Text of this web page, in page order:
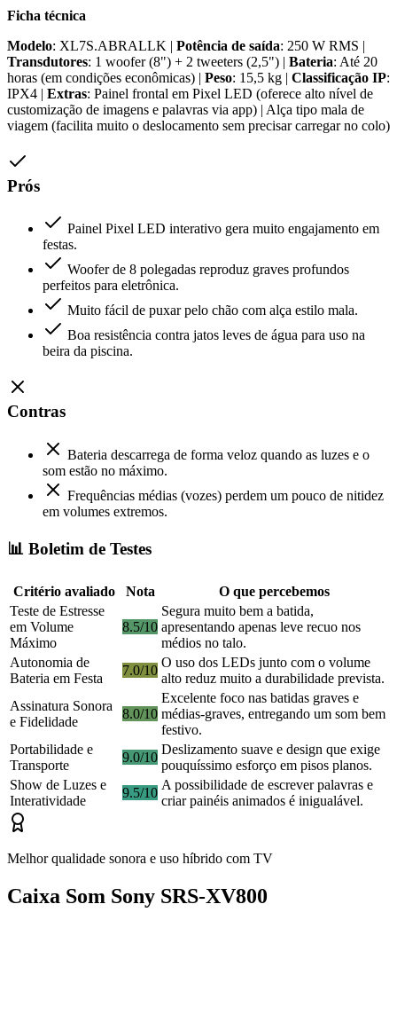
Ficha técnica
Modelo: XL7S.ABRALLK | Potência de saída: 250 W RMS |
Transdutores: 1 woofer (8") + 2 tweeters (2,5") | Bateria: Até 20
horas (em condições econômicas) | Peso: 15,5 kg | Classificação IP:
IPX4 | Extras: Painel frontal em Pixel LED (oferece alto nível de
customização de imagens e palavras via app) | Alça tipo mala de
viagem (facilita muito o deslocamento sem precisar carregar no colo)
Prós
Painel Pixel LED interativo gera muito engajamento em
festas.
Woofer de 8 polegadas reproduz graves profundos
perfeitos para eletrônica.
Muito fácil de puxar pelo chão com alça estilo mala.
Boa resistência contra jatos leves de água para uso na
beira da piscina.
Contras
Bateria descarrega de forma veloz quando as luzes e o
som estão no máximo.
Frequências médias (vozes) perdem um pouco de nitidez
em volumes extremos.
📊 Boletim de Testes
Critério avaliado Nota
O que percebemos
Teste de Estresse
em Volume
Máximo
8.5/10
Segura muito bem a batida,
apresentando apenas leve recuo nos
médios no talo.
Autonomia de
Bateria em Festa
7.0/10
O uso dos LEDs junto com o volume
alto reduz muito a durabilidade prevista.
Assinatura Sonora
e Fidelidade
8.0/10
Excelente foco nas batidas graves e
médias-graves, entregando um som bem
festivo.
Portabilidade e
Transporte
9.0/10
Deslizamento suave e design que exige
pouquíssimo esforço em pisos planos.
Show de Luzes e
Interatividade
9.5/10
A possibilidade de escrever palavras e
criar painéis animados é inigualável.
Melhor qualidade sonora e uso híbrido com TV
Caixa Som Sony SRS-XV800